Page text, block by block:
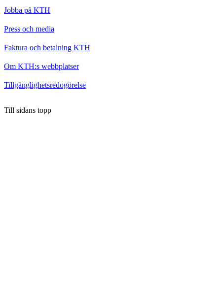
Jobba på KTH
Press och media
Faktura och betalning KTH
Om KTH:s webbplatser
Tillgänglighetsredogörelse
Till sidans topp